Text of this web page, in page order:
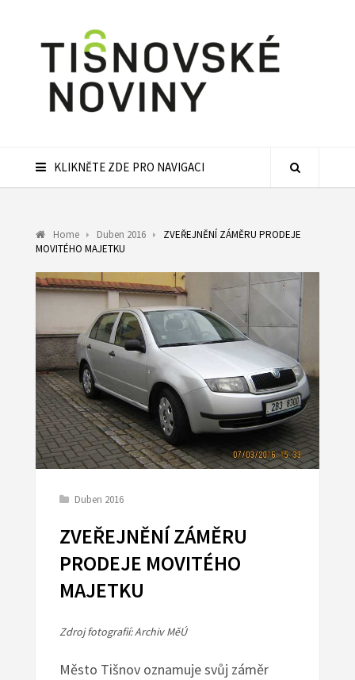
KLIKNĚTE ZDE PRO NAVIGACI
Home Duben 2016
ZVEŘEJNĚNÍ ZÁMĚRU PRODEJE
MOVITÉHO MAJETKU
Duben 2016
ZVEŘEJNĚNÍ ZÁMĚRU
PRODEJE MOVITÉHO
MAJETKU
Zdroj fotografií: Archiv MěÚ
Město Tišnov oznamuje svůj záměr